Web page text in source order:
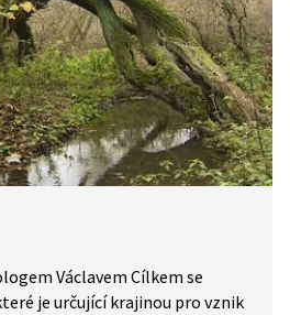
Jezuitská kolej nebo klášter
Václavem Cílkem se
je určující krajinou pro vznik